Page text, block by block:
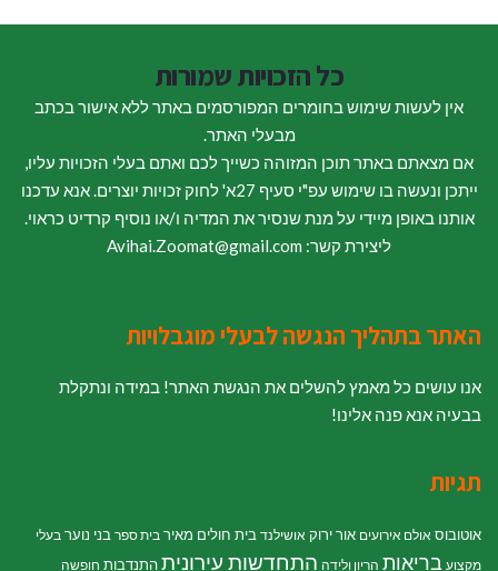
כל הזכויות שמורות
אין לעשות שימוש בחומרים המפורסמים באתר ללא אישור בכתב
מבעלי האתר.
אם מצאתם באתר תוכן המזוהה כשייך לכם ואתם בעלי הזכויות עליו,
ייתכן ונעשה בו שימוש עפ"י סעיף 27א' לחוק זכויות יוצרים. אנא עדכנו
אותנו באופן מיידי על מנת שנסיר את המדיה ו/או נוסיף קרדיט כראוי.
ליצירת קשר: Avihai.Zoomat@gmail.com
האתר בתהליך הנגשה לבעלי מוגבלויות
אנו עושים כל מאמץ להשלים את הנגשת האתר! במידה ונתקלת
בבעיה אנא פנה אלינו!
תגיות
אוטובוס אולם אירועים אור ירוק אושילנד בית חולים מאיר בית ספר בני נוער בעלי
מקצוע בריאות הריון ולידה התחדשות עירוניתהתנדבות חופשה